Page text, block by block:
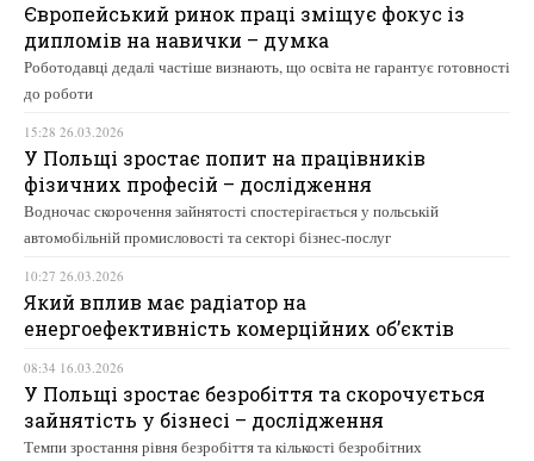
Європейський ринок праці зміщує фокус із
дипломів на навички – думка
Роботодавці дедалі частіше визнають, що освіта не гарантує готовності
до роботи
15:28 26.03.2026
У Польщі зростає попит на працівників
фізичних професій – дослідження
Водночас скорочення зайнятості спостерігається у польській
автомобільній промисловості та секторі бізнес-послуг
10:27 26.03.2026
Який вплив має радіатор на
енергоефективність комерційних об’єктів
08:34 16.03.2026
У Польщі зростає безробіття та скорочується
зайнятість у бізнесі – дослідження
Темпи зростання рівня безробіття та кількості безробітних